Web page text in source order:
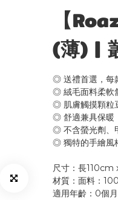
【
(薄) |
◎ 送禮首選，每
◎ 絨毛面料柔軟
◎ 肌膚觸摸顆粒
◎ 舒適兼具保暖
◎ 不含螢光劑、
◎ 獨特的手繪風
尺寸：長110cm
材質：面料：
適用年齡：0個